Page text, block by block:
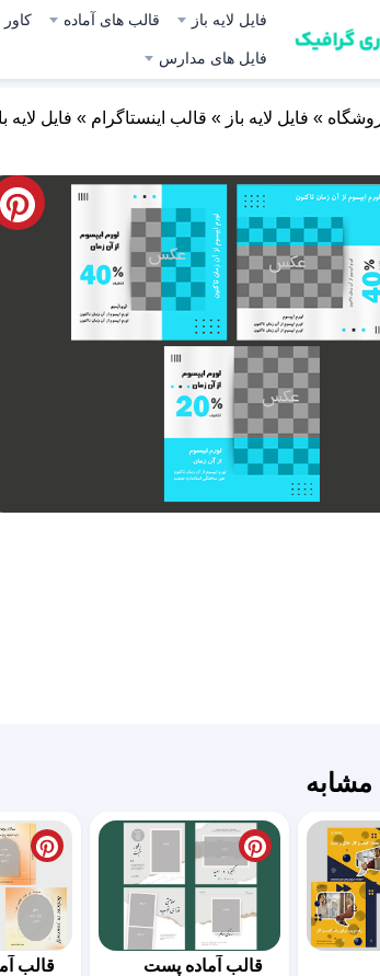
فایل لایه باز قالب های آماده کاور
فایل های مدارس
» فایل لایه باز » قالب اینستاگرام » فایل‌ لایه
قالب آماده پست
قالب